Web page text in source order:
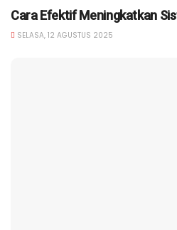
Cara Efektif Meningkatkan
SELASA, 12 AGUSTUS 2025